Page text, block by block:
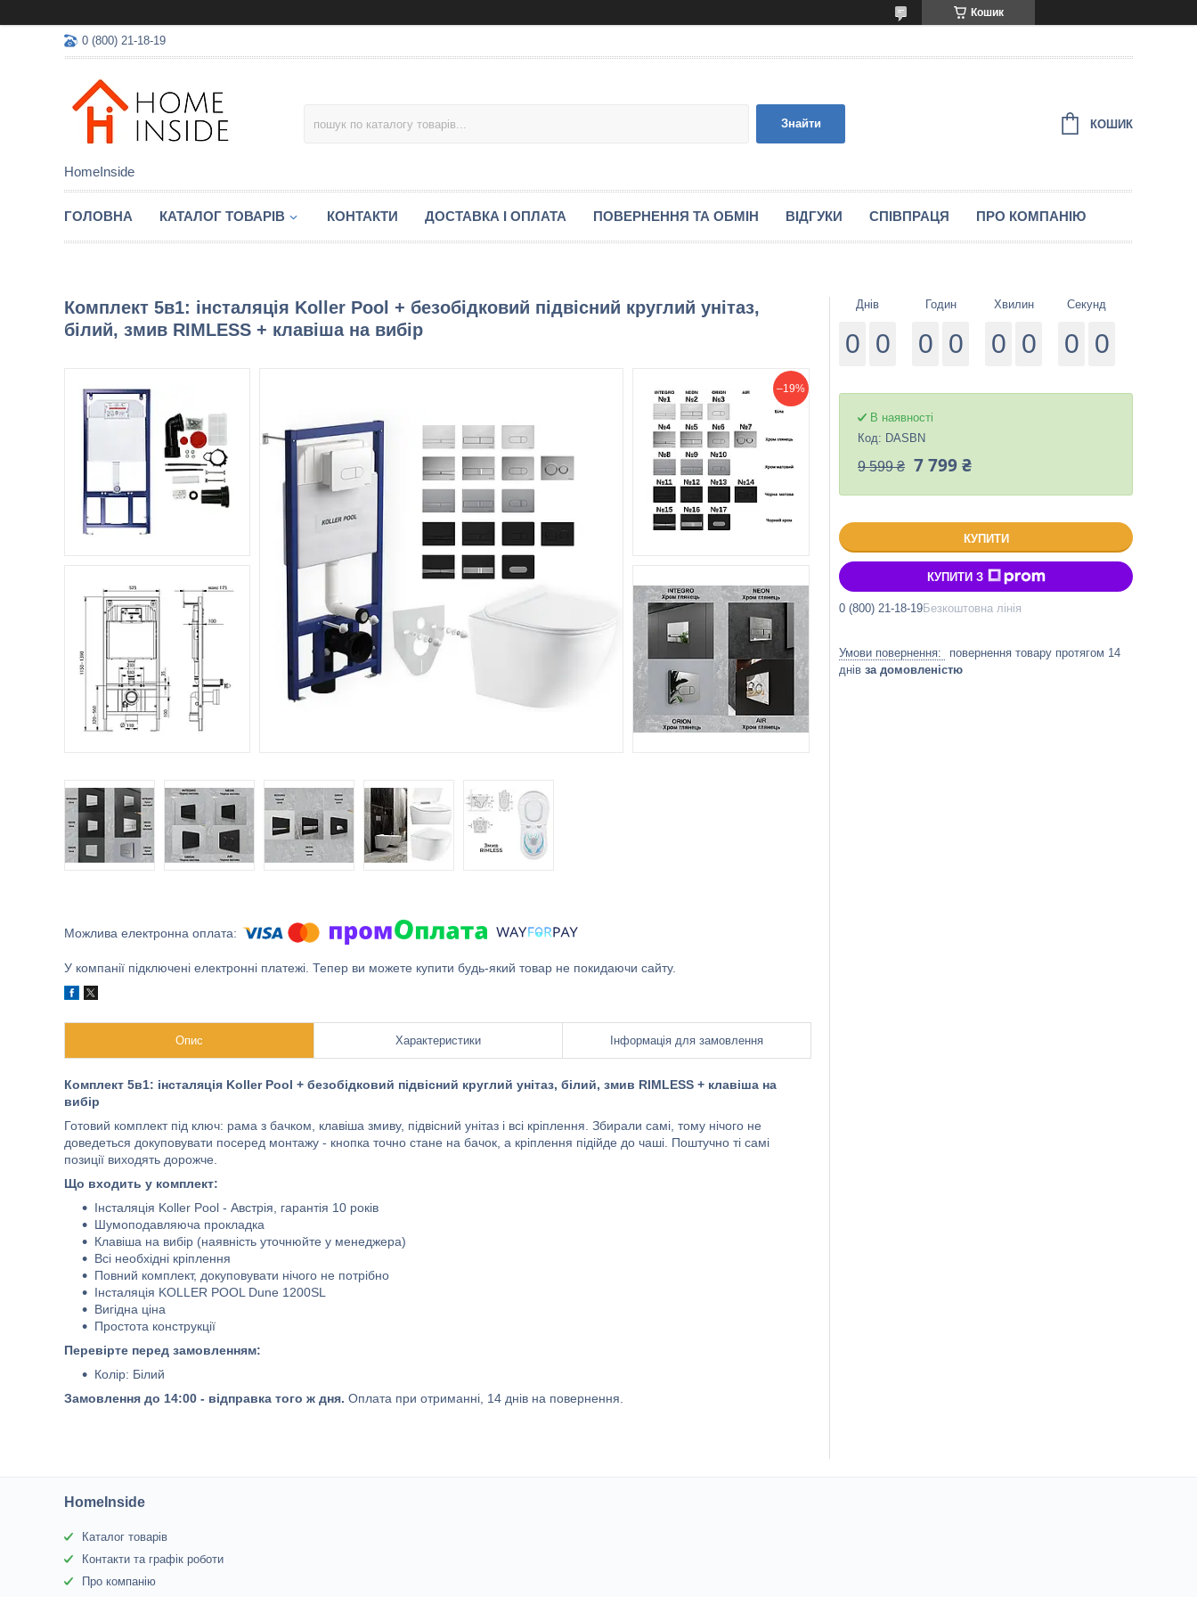
Кошик
0 (800) 21-18-19
HomeInside
Знайти КОШИК
ГОЛОВНА КАТАЛОГ ТОВАРIВ КОНТАКТИ ДОСТАВКА І ОПЛАТА ПОВЕРНЕННЯ ТА ОБМІН ВIДГУКИ СПIВПРАЦЯ ПРО КОМПАНІЮ
Комплект 5в1: інсталяція Koller Pool + безобідковий підвісний круглий унітаз,
білий, змив RIMLESS + клавіша на вибір
–19%
У компанії підключені електронні платежі. Тепер ви можете купити будь-який товар не покидаючи сайту.
Опис Характеристики Інформація для замовлення
Комплект 5в1: інсталяція Koller Pool + безобідковий підвісний круглий унітаз, білий, змив RIMLESS + клавіша на
вибір
Готовий комплект під ключ: рама з бачком, клавіша змиву, підвісний унітаз і всі кріплення. Збирали самі, тому нічого не
доведеться докуповувати посеред монтажу - кнопка точно стане на бачок, а кріплення підійде до чаші. Поштучно ті самі
позиції виходять дорожче.
Що входить у комплект:
Інсталяція Koller Pool - Австрія, гарантія 10 років
Шумоподавляюча прокладка
Клавіша на вибір (наявність уточнюйте у менеджера)
Всі необхідні кріплення
Повний комплект, докуповувати нічого не потрібно
Інсталяція KOLLER POOL Dune 1200SL
Вигідна ціна
Простота конструкції
Перевірте перед замовленням:
Колір: Білий
Замовлення до 14:00 - відправка того ж дня. Оплата при отриманні, 14 днів на повернення.
Днів
0 0
Годин
0 0
Хвилин
0 0
Секунд
0 0
В наявності
Код: DASBN
9 599 ₴ 7 799 ₴
КУПИТИ
КУПИТИ З
0 (800) 21-18-19Безкоштовна лінія
повернення товару протягом 14
днів за домовленістю
HomeInside
Каталог товарів
Контакти та графік роботи
Про компанію